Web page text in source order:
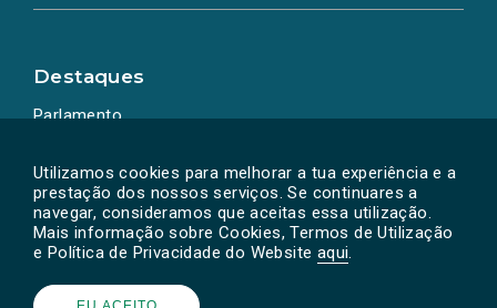
Utilizamos cookies para melhorar a tua experiência e a
prestação dos nossos serviços. Se continuares a
navegar, consideramos que aceitas essa utilização.
Mais informação sobre Cookies, Termos de Utilização
e Política de Privacidade do Website aqui.
Destaques
Parlamento